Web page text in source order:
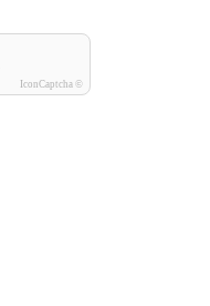
IconCaptcha ©